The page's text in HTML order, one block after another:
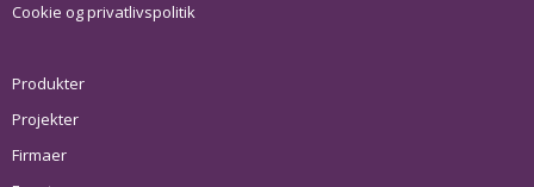
Cookie og privatlivspolitik
Produkter
Projekter
Firmaer